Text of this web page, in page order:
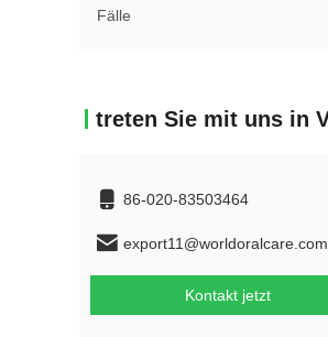
Fälle
86-020-83503464
export11@worldoralcare.com
Kontakt jetzt